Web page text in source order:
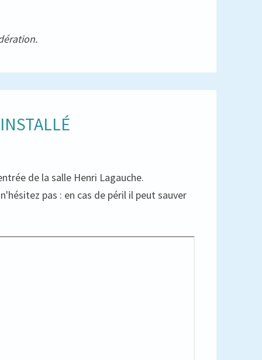
de la salle Henri Lagauche.
pas : en cas de péril il peut sauver